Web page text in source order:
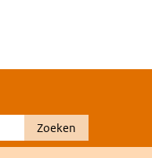
Zoeken